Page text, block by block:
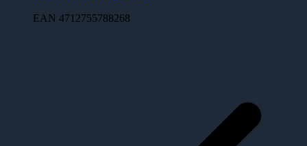
EAN 4712755788268